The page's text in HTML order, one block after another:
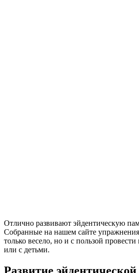
Отлично развивают эйдентическую
Собранные на нашем сайте
только весело, но и с пользой
или с детьми.